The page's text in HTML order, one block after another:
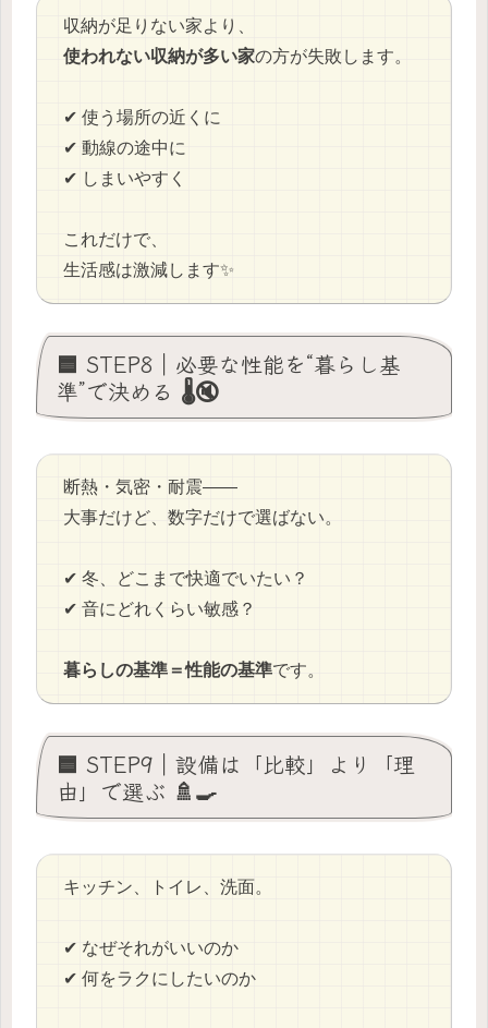
収納が足りない家より、
使われない収納が多い家の方が失敗します。
✔ 使う場所の近くに
✔ 動線の途中に
✔ しまいやすく
これだけで、
生活感は激減します✨
🟦 STEP8｜必要な性能を“暮らし基
準”で決める 🌡️🔇
断熱・気密・耐震——
大事だけど、数字だけで選ばない。
✔ 冬、どこまで快適でいたい？
✔ 音にどれくらい敏感？
暮らしの基準＝性能の基準です。
🟦 STEP9｜設備は「比較」より「理
由」で選ぶ 🚿🍳
キッチン、トイレ、洗面。
✔ なぜそれがいいのか
✔ 何をラクにしたいのか